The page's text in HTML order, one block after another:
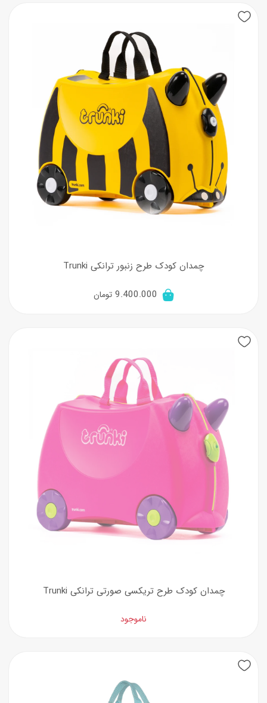
چمدان کودک طرح زنبور ترانکی Trunki
9.400.000 تومان
چمدان کودک طرح تریکسی صورتی ترانکی Trunki
ناموجود